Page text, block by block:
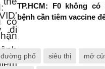
TP.HCM: F0 không
bệnh cần tiêm vaccine
đường phố siêu thị mở